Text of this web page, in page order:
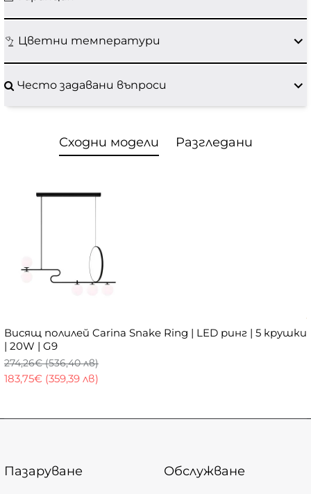
Цветни температури
Често задавани въпроси
Сходни модели Разгледани
Висящ полилей Carina Snake Ring | LED ринг | 5 крушки
| 20W | G9
183,75€ (359,39 лв)
274,26€ (536,40 лв)
Пазаруване Обслужване